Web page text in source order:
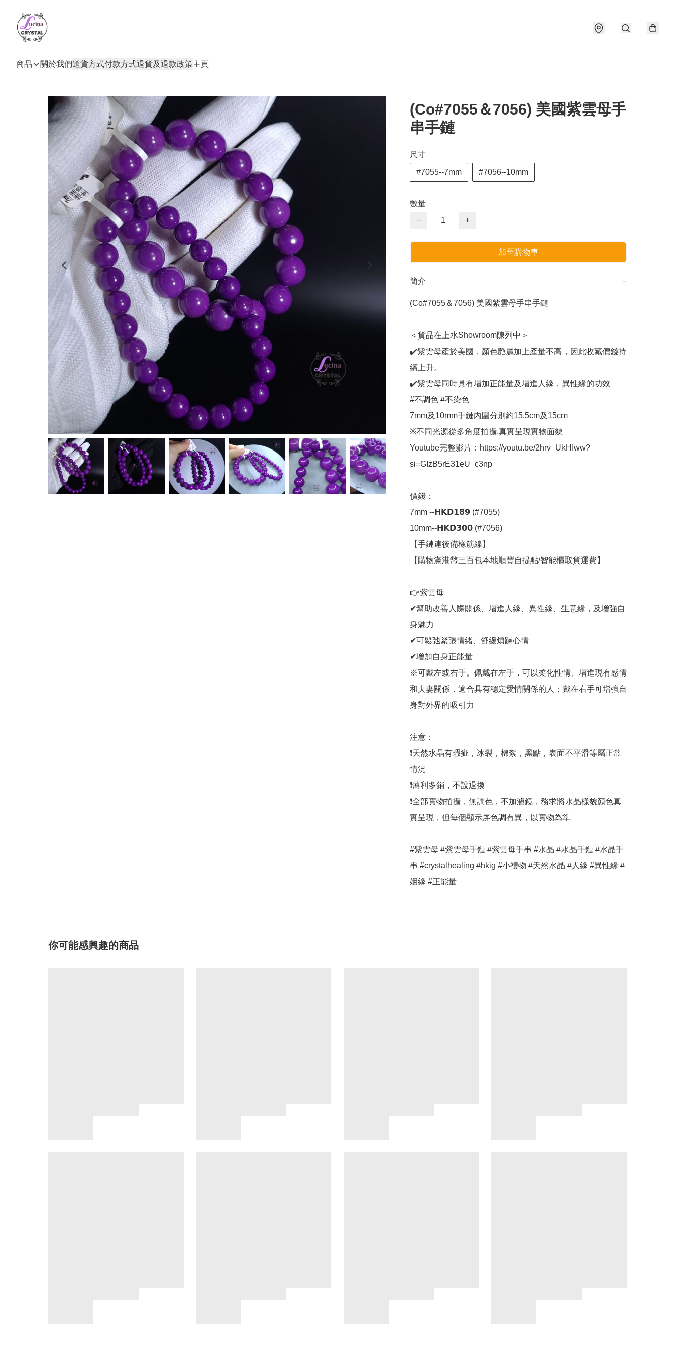
商品 關於我們送貨方式付款方式退貨及退款政策主頁
(Co#7055＆7056) 美國紫雲母手
串手鏈
尺寸
#7055--7mm #7056--10mm
數量
−
+
加至購物車
簡介 −
(Co#7055＆7056) 美國紫雲母手串手鏈
＜貨品在上水Showroom陳列中＞
✔️紫雲母產於美國，顏色艷麗加上產量不高，因此收藏價錢持
續上升。
✔️紫雲母同時具有增加正能量及增進人緣，異性緣的功效
#不調色 #不染色
7mm及10mm手鏈內圍分別約15.5cm及15cm
※不同光源從多角度拍攝,真實呈現實物面貌
Youtube完整影片：https://youtu.be/2hrv_UkHIww?
si=GIzB5rE31eU_c3np
價錢：
7mm --𝗛𝗞𝗗𝟭𝟴𝟵 (#7055)
10mm--𝗛𝗞𝗗𝟯𝟬𝟬 (#7056)
【手鏈連後備橡筋線】
【購物滿港幣三百包本地順豐自提點/智能櫃取貨運費】
👉紫雲母
✔幫助改善人際關係、增進人緣、異性緣、生意緣，及增強自
身魅力
✔可鬆弛緊張情緒、舒緩煩躁心情
✔增加自身正能量
※可戴左或右手。佩戴在左手，可以柔化性情、增進現有感情
和夫妻關係，適合具有穩定愛情關係的人；戴在右手可增強自
身對外界的吸引力
注意：
❗天然水晶有瑕疵，冰裂，棉絮，黑點，表面不平滑等屬正常
情況
❗薄利多銷，不設退換
❗全部實物拍攝，無調色，不加濾鏡，務求將水晶樣貌顏色真
實呈現，但每個顯示屏色調有異，以實物為準
#紫雲母 #紫雲母手鏈 #紫雲母手串 #水晶 #水晶手鏈 #水晶手
串 #crystalhealing #hkig #小禮物 #天然水晶 #人緣 #異性緣 #
姻緣 #正能量
你可能感興趣的商品